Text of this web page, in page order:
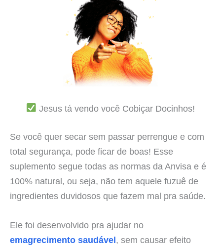
Jesus tá vendo você Cobiçar Docinhos!
Se você quer secar sem passar perrengue e com
total segurança, pode ficar de boas! Esse
suplemento segue todas as normas da Anvisa e é
100% natural, ou seja, não tem aquele fuzuê de
ingredientes duvidosos que fazem mal pra saúde.
Ele foi desenvolvido pra ajudar no
emagrecimento saudável, sem causar efeito